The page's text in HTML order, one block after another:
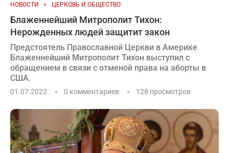
НОВОСТИ ЦЕРКОВЬ И ОБЩЕСТВО
Блаженнейший Митрополит Тихон:
Нерожденных людей защитит закон
Предстоятель Православной Церкви в Америке
Блаженнейший Митрополит Тихон выступил с
обращением в связи с отменой права на аборты в
США.
01.07.2022 0 комментариев 128 просмотров